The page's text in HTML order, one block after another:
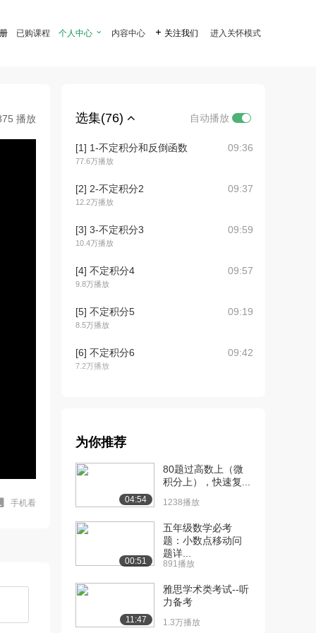
已购课程 个人中心  内容中心  关注我们 进入关怀模式
播放
手机看
选集(76) 自动播放
[1] 1-不定积分和反倒函数
77.6万播放
09:36
[2] 2-不定积分2
12.2万播放
09:37
[3] 3-不定积分3
10.4万播放
09:59
[4] 不定积分4
9.8万播放
09:57
[5] 不定积分5
8.5万播放
09:19
[6] 不定积分6
7.2万播放
09:42
[8] 另一个u换元法的例子
5.7万播放
[9] 定积分介绍 09:27
6.9万播放
[11] 定积分3(曲线下面积)
[12] 定积分4
为你推荐
04:54
80题过高数上（微
积分上），快速复...
1238播放
00:51
五年级数学必考
题：小数点移动问
题详...
891播放
11:47
雅思学术类考试--听
力备考
1.3万播放